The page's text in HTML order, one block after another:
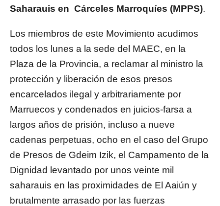
Saharauis en Cárceles Marroquíes (MPPS).
Los miembros de este Movimiento acudimos
todos los lunes a la sede del MAEC, en la
Plaza de la Provincia, a reclamar al ministro la
protección y liberación de esos presos
encarcelados ilegal y arbitrariamente por
Marruecos y condenados en juicios-farsa a
largos años de prisión, incluso a nueve
cadenas perpetuas, ocho en el caso del Grupo
de Presos de Gdeim Izik, el Campamento de la
Dignidad levantado por unos veinte mil
saharauis en las proximidades de El Aaiún y
brutalmente arrasado por las fuerzas